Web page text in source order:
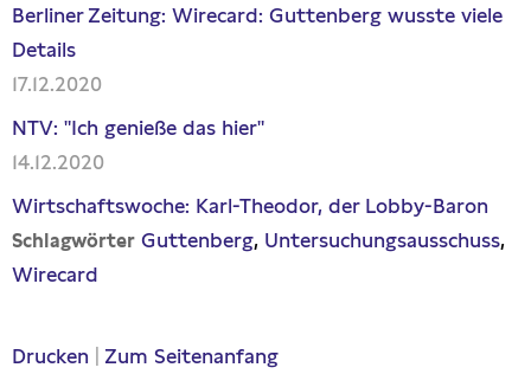
Berliner Zeitung: Wirecard: Guttenberg wusste viele
Details
17.12.2020
NTV: "Ich genieße das hier"
14.12.2020
Wirtschaftswoche: Karl-Theodor, der Lobby-Baron
Schlagwörter Guttenberg Untersuchungsausschuss
Wirecard
Drucken Zum Seitenanfang